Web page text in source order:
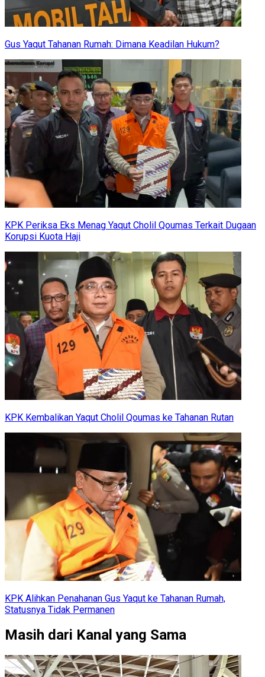
Gus Yaqut Tahanan Rumah: Dimana Keadilan Hukum?
KPK Periksa Eks Menag Yaqut Cholil Qoumas Terkait Dugaan
Korupsi Kuota Haji
KPK Kembalikan Yaqut Cholil Qoumas ke Tahanan Rutan
KPK Alihkan Penahanan Gus Yaqut ke Tahanan Rumah,
Statusnya Tidak Permanen
Masih dari Kanal yang Sama